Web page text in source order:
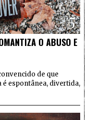
5
O ABUSO E
de que
é espontânea, divertida,